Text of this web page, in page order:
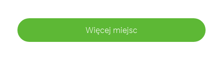
Więcej miejsc